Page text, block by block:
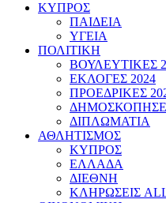
ΚΥΠΡΟΣ
ΠΑΙΔΕΙΑ
ΥΓΕΙΑ
ΠΟΛΙΤΙΚΗ
ΒΟΥΛΕΥΤΙΚΕΣ
ΕΚΛΟΓΕΣ 2024
ΠΡΟΕΔΡΙΚΕΣ
ΔΙΠΛΩΜΑΤΙΑ
ΑΘΛΗΤΙΣΜΟΣ
ΚΥΠΡΟΣ
ΕΛΛΑΔΑ
ΔΙΕΘΝΗ
ΚΛΗΡΩΣΕΙΣ